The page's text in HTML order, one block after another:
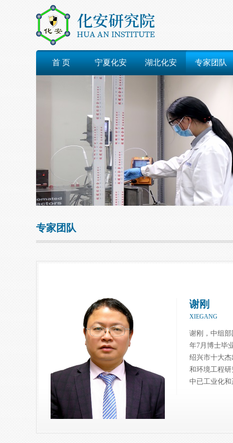
首 页 宁夏化安 湖北化安 专家团队
专家团队
谢刚
XIEGANG
谢刚，中组
年7月博士毕
绍兴市十大
和环境工程
中已工业化和